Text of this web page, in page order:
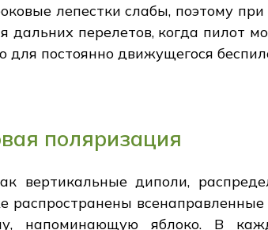
лепестки слабы, поэтому
дальних перелетов, когда пилот
постоянно движущегося
поляризация
вертикальные диполи,
напоминающую яблоко. В